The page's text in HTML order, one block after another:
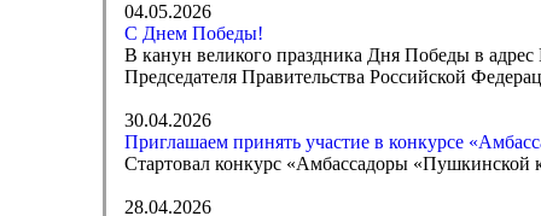
04.05.2026
С Днем Победы!
В канун великого праздника Дня Победы в адрес
Председателя Правительства Российской
30.04.2026
Приглашаем принять участие в конкурсе
Стартовал конкурс «Амбассадоры
28.04.2026